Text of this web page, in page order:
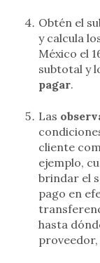
Obtén el
y calcula
México el
subtotal y
pagar.
Las
cliente
ejemplo,
brindar el
pago en
hasta